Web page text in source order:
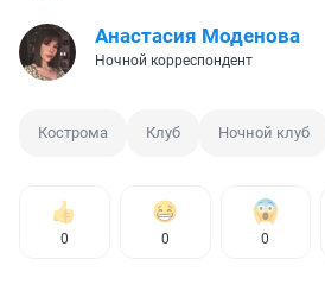
Анастасия Моденова
Ночной корреспондент
Кострома Клуб Ночной клуб
0 0 0